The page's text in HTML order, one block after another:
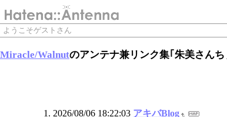
ようこそゲストさん
Miracle/Walnutのアンテナ兼リンク集｢朱美さんち
2026/08/06 18:22:03 アキバBlog